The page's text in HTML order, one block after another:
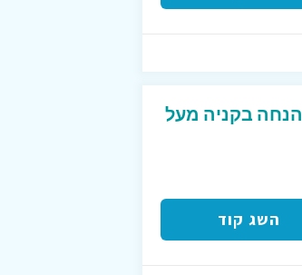
הנחה בעלי אקספרס ! קופון של 35$ הנחה בקניה מעל
השג קוד